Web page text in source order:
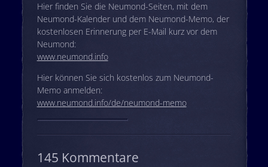
Hier finden Sie die Neumond-Seiten, mit dem
Neumond-Kalender und dem Neumond-Memo, der
kostenlosen Erinnerung per E-Mail kurz vor dem
Neumond:
www.neumond.info
Hier können Sie sich kostenlos zum Neumond-
Memo anmelden:
www.neumond.info/de/neumond-memo
145 Kommentare